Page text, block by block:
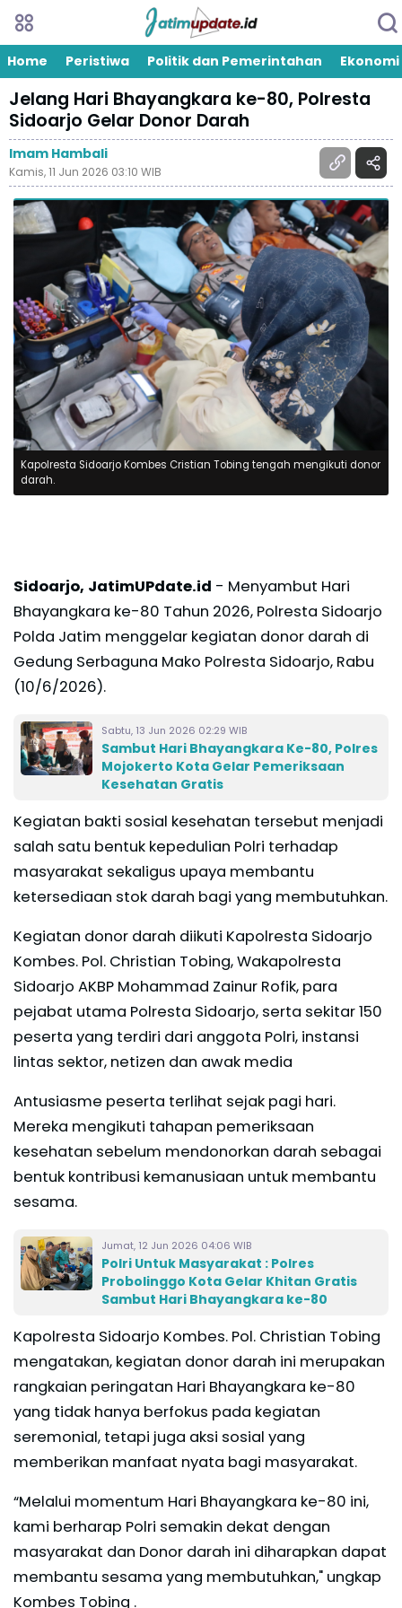
Home Peristiwa Politik dan Pemerintahan Ekonomi
Jelang Hari Bhayangkara ke-80, Polresta
Sidoarjo Gelar Donor Darah
Imam Hambali
Kamis, 11 Jun 2026 03:10 WIB
Kapolresta Sidoarjo Kombes Cristian Tobing tengah mengikuti donor
darah.
Sidoarjo, JatimUPdate.id - Menyambut Hari
Bhayangkara ke-80 Tahun 2026, Polresta Sidoarjo
Polda Jatim menggelar kegiatan donor darah di
Gedung Serbaguna Mako Polresta Sidoarjo, Rabu
(10/6/2026).
Sabtu, 13 Jun 2026 02:29 WIB
Sambut Hari Bhayangkara Ke-80, Polres
Mojokerto Kota Gelar Pemeriksaan
Kesehatan Gratis
Kegiatan bakti sosial kesehatan tersebut menjadi
salah satu bentuk kepedulian Polri terhadap
masyarakat sekaligus upaya membantu
ketersediaan stok darah bagi yang membutuhkan.
Kegiatan donor darah diikuti Kapolresta Sidoarjo
Kombes. Pol. Christian Tobing, Wakapolresta
Sidoarjo AKBP Mohammad Zainur Rofik, para
pejabat utama Polresta Sidoarjo, serta sekitar 150
peserta yang terdiri dari anggota Polri, instansi
lintas sektor, netizen dan awak media
Antusiasme peserta terlihat sejak pagi hari.
Mereka mengikuti tahapan pemeriksaan
kesehatan sebelum mendonorkan darah sebagai
bentuk kontribusi kemanusiaan untuk membantu
sesama.
Jumat, 12 Jun 2026 04:06 WIB
Polri Untuk Masyarakat : Polres
Probolinggo Kota Gelar Khitan Gratis
Sambut Hari Bhayangkara ke-80
Kapolresta Sidoarjo Kombes. Pol. Christian Tobing
mengatakan, kegiatan donor darah ini merupakan
rangkaian peringatan Hari Bhayangkara ke-80
yang tidak hanya berfokus pada kegiatan
seremonial, tetapi juga aksi sosial yang
memberikan manfaat nyata bagi masyarakat.
“Melalui momentum Hari Bhayangkara ke-80 ini,
kami berharap Polri semakin dekat dengan
masyarakat dan Donor darah ini diharapkan dapat
membantu sesama yang membutuhkan," ungkap
Kombes Tobing .